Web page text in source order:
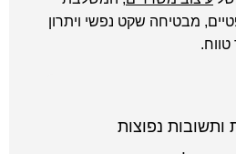
מבטיחה שקט נפשי ויתרון
ותשובות נפוצות